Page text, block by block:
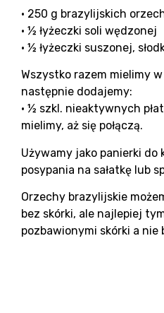
• 250 g brazylijskich
• ½ łyżeczki soli wędzonej
• ½ łyżeczki suszonej,
Wszystko razem mielimy
następnie dodajemy:
• ½ szkl. nieaktywnych
mielimy, aż się połączą.
Używamy jako panierki do
posypania na sałatkę lub
Orzechy brazylijskie
bez skórki, ale najlepiej
pozbawionymi skórki a nie